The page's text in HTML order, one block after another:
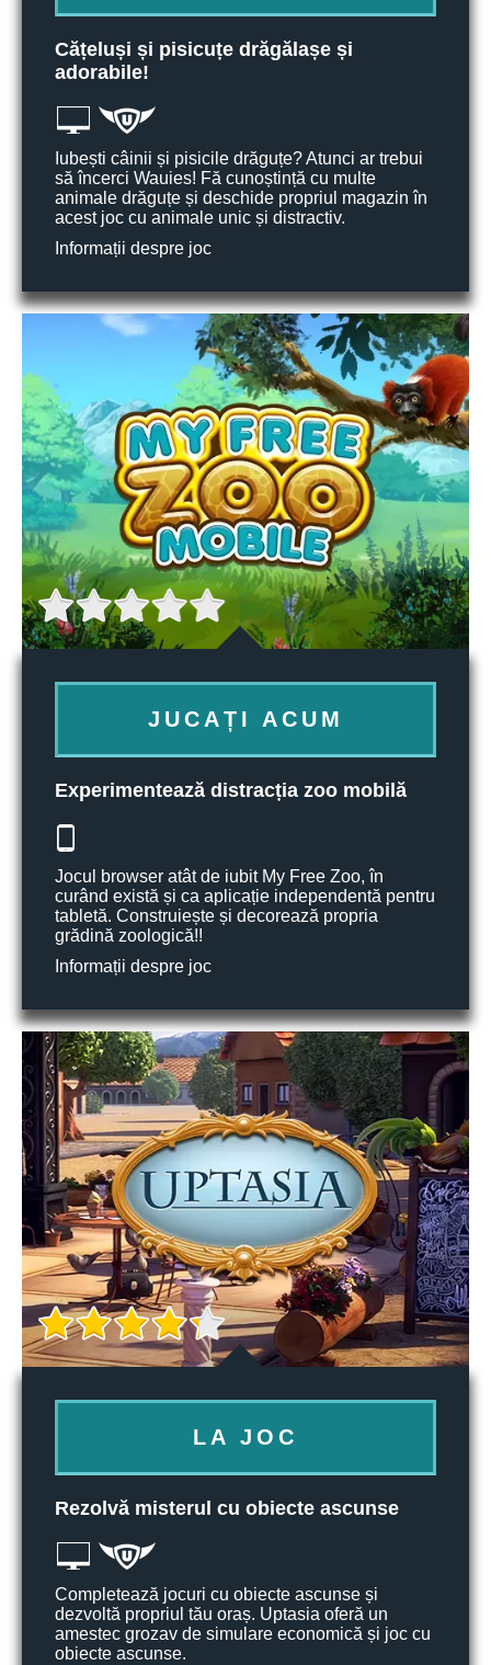
Cățeluși și pisicuțe drăgălașe și
adorabile!
Iubești câinii și pisicile drăguțe? Atunci ar trebui
să încerci Wauies! Fă cunoștință cu multe
animale drăguțe și deschide propriul magazin în
acest joc cu animale unic și distractiv.
Informații despre joc
JUCAȚI ACUM
Experimentează distracția zoo mobilă
Jocul browser atât de iubit My Free Zoo, în
curând există și ca aplicație independentă pentru
tabletă. Construiește și decorează propria
grădină zoologică!!
Informații despre joc
LA JOC
Rezolvă misterul cu obiecte ascunse
Completează jocuri cu obiecte ascunse și
dezvoltă propriul tău oraș. Uptasia oferă un
amestec grozav de simulare economică și joc cu
obiecte ascunse.